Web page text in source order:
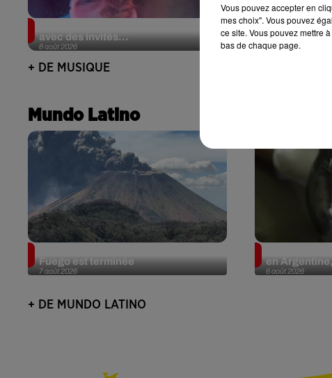
6 août 2026
Karol G dévoile la tracklist de son nouvel album…
avec des invités...
+ DE MUSIQUE
Mundo Latino
7 août 2026
Fuego est terminée
6 août 2026
en
+ DE MUNDO LATINO
Vous pouvez accepter en
mes choix". Vous pouvez
ce site. Vous pouvez mettre
bas de chaque page.